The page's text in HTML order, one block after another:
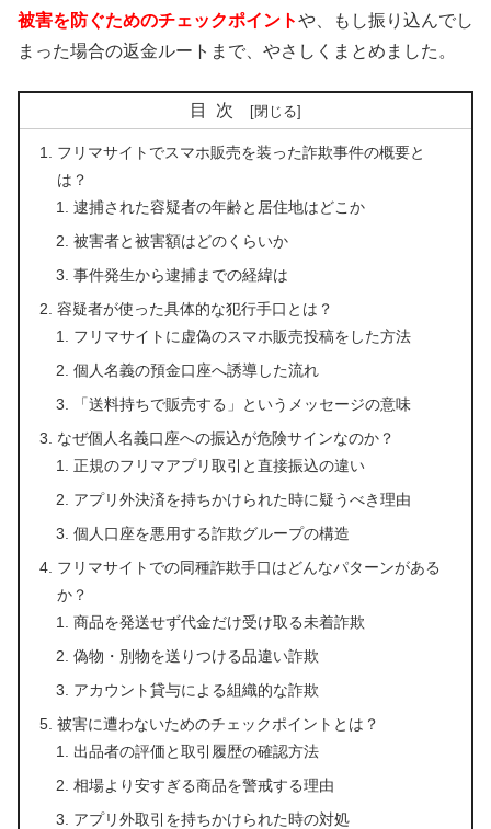
被害を防ぐためのチェックポイントや、もし振り込んでし
まった場合の返金ルートまで、やさしくまとめました。
目次
フリマサイトでスマホ販売を装った詐欺事件の概要と
は？
逮捕された容疑者の年齢と居住地はどこか
被害者と被害額はどのくらいか
事件発生から逮捕までの経緯は
容疑者が使った具体的な犯行手口とは？
フリマサイトに虚偽のスマホ販売投稿をした方法
個人名義の預金口座へ誘導した流れ
「送料持ちで販売する」というメッセージの意味
なぜ個人名義口座への振込が危険サインなのか？
正規のフリマアプリ取引と直接振込の違い
アプリ外決済を持ちかけられた時に疑うべき理由
個人口座を悪用する詐欺グループの構造
フリマサイトでの同種詐欺手口はどんなパターンがある
か？
商品を発送せず代金だけ受け取る未着詐欺
偽物・別物を送りつける品違い詐欺
アカウント貸与による組織的な詐欺
被害に遭わないためのチェックポイントとは？
出品者の評価と取引履歴の確認方法
相場より安すぎる商品を警戒する理由
アプリ外取引を持ちかけられた時の対処